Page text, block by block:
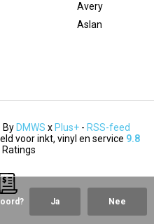
Avery
Aslan
By DMWS x Plus+ - RSS-feed
voor inkt, vinyl en service 9.8
Ratings
Ja Nee